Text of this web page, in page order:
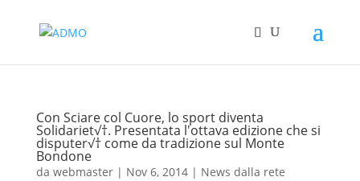
Con Sciare col Cuore, lo sport diventa
Solidariet√†. Presentata l'ottava edizione che si
disputer√† come da tradizione sul Monte
Bondone
da webmaster| Nov 6, 2014| News dalla rete